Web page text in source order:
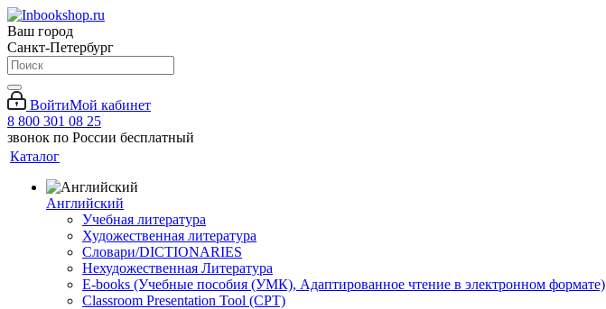
Ваш город
Санкт-Петербург
ВойтиМой кабинет
8 800 301 08 25
звонок по России бесплатный
Каталог
Английский
Учебная литература
Художественная литература
Словари/DICTIONARIES
Нехудожественная Литература
E-books (Учебные пособия (УМК), Адаптированное чтение в электронном формате)
Classroom Presentation Tool (CPT)